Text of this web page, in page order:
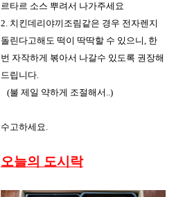
르타르 소스 뿌려서 나가주세요
2. 치킨데리야끼조림같은 경우 전자렌지
돌린다고해도 떡이 딱딱할 수 있으니, 한
번 자작하게 볶아서 나갈수 있도록 권장해
드립니다.
(불 제일 약하게 조절해서..)
수고하세요.
오늘의 도시락